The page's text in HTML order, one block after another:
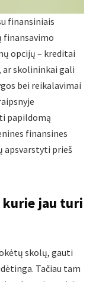
finansiniais
finansavimo
opcijų – kreditai
ar skolininkai gali
bei reikalavimai
papildomą
finansines
apsvarstyti prieš
jau turi
skolų, gauti
Tačiau tam